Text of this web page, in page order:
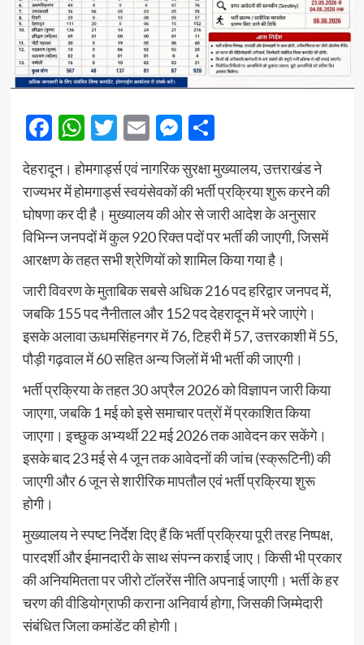
Facebook
WhatsApp
Twitter
EmailMessenger
Share
देहरादून। होमगार्ड्स एवं नागरिक सुरक्षा मुख्यालय, उत्तराखंड ने
राज्यभर में होमगार्ड्स स्वयंसेवकों की भर्ती प्रक्रिया शुरू करने की
घोषणा कर दी है। मुख्यालय की ओर से जारी आदेश के अनुसार
विभिन्न जनपदों में कुल 920 रिक्त पदों पर भर्ती की जाएगी, जिसमें
आरक्षण के तहत सभी श्रेणियों को शामिल किया गया है।
जारी विवरण के मुताबिक सबसे अधिक 216 पद हरिद्वार जनपद में,
जबकि 155 पद नैनीताल और 152 पद देहरादून में भरे जाएंगे।
इसके अलावा ऊधमसिंहनगर में 76, टिहरी में 57, उत्तरकाशी में 55,
पौड़ी गढ़वाल में 60 सहित अन्य जिलों में भी भर्ती की जाएगी।
भर्ती प्रक्रिया के तहत 30 अप्रैल 2026 को विज्ञापन जारी किया
जाएगा, जबकि 1 मई को इसे समाचार पत्रों में प्रकाशित किया
जाएगा। इच्छुक अभ्यर्थी 22 मई 2026 तक आवेदन कर सकेंगे।
इसके बाद 23 मई से 4 जून तक आवेदनों की जांच (स्क्रूटिनी) की
जाएगी और 6 जून से शारीरिक मापतौल एवं भर्ती प्रक्रिया शुरू
होगी।
मुख्यालय ने स्पष्ट निर्देश दिए हैं कि भर्ती प्रक्रिया पूरी तरह निष्पक्ष,
पारदर्शी और ईमानदारी के साथ संपन्न कराई जाए। किसी भी प्रकार
की अनियमितता पर जीरो टॉलरेंस नीति अपनाई जाएगी। भर्ती के हर
चरण की वीडियोग्राफी कराना अनिवार्य होगा, जिसकी जिम्मेदारी
संबंधित जिला कमांडेंट की होगी।